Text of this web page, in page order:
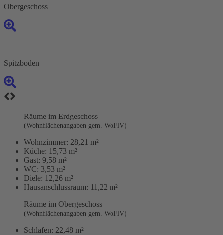
Obergeschoss
Spitzboden
Räume im Erdgeschoss
(Wohnflächenangaben gem. WoFlV)
Wohnzimmer: 28,21 m²
Küche: 15,73 m²
Gast: 9,58 m²
WC: 3,53 m²
Diele: 12,26 m²
Hausanschlussraum: 11,22 m²
Räume im Obergeschoss
(Wohnflächenangaben gem. WoFlV)
Schlafen: 22,48 m²